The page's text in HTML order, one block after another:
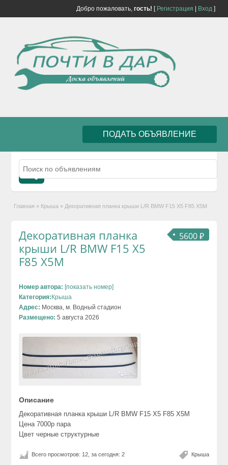
Добро пожаловать, гость! [ Регистрация Вход]
ПОДАТЬ ОБЪЯВЛЕНИЕ
Главная » Крыша » Декоративная планка крыши L/R BMW F15 X5 F85 X5M
5600 ₽
Декоративная планка
крыши L/R BMW F15 X5
F85 X5M
Номер автора: [показать номер]
Категория: Крыша
Адрес: Москва, м. Водный стадион
Размещено: 5 августа 2026
Описание
Декоративная планка крыши L/R BMW F15 X5 F85 X5M
Цена 7000р пара
Цвет черные структурные
Крыша
Всего просмотров: 12, за сегодня: 2